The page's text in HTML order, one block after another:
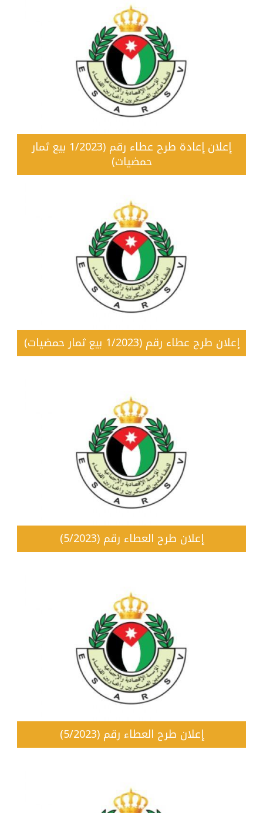
إعلان إعادة طرح عطاء رقم (1/2023 بيع ثمار
حمضيات)
إعلان طرح عطاء رقم (1/2023 بيع ثمار حمضيات)
إعلان طرح العطاء رقم (5/2023)
إعلان طرح العطاء رقم (5/2023)